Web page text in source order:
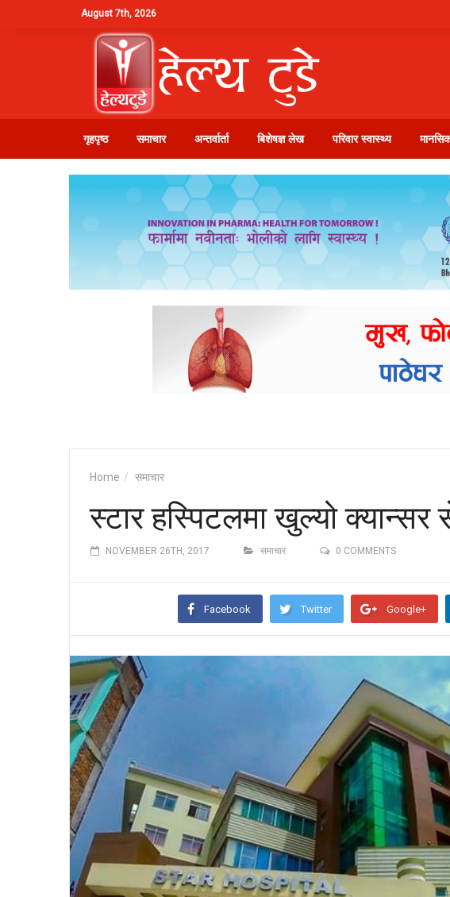
August 7th, 2026
गृहपृष्ठ समाचार अन्तर्वार्ता बिशेषज्ञ लेख परिवार स्वास्थ्य
Home समाचार
स्टार हस्पिटलमा खुल्यो क्यान्सर
NOVEMBER 26TH, 2017 समाचार 0 COMMENTS
Facebook Twitter Google+